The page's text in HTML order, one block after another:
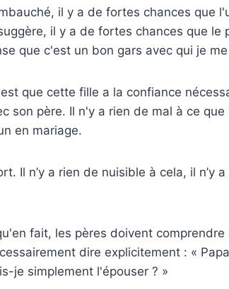
il y a de fortes chances que
il y a de fortes chances que le
que c'est un bon gars avec qui je
que cette fille a la confiance
son père. Il n'y a rien de mal à ce que
en mariage.
Il n’y a rien de nuisible à cela, il n’y a
fait, les pères doivent comprendre
dire explicitement : «
je simplement l'épouser ? »